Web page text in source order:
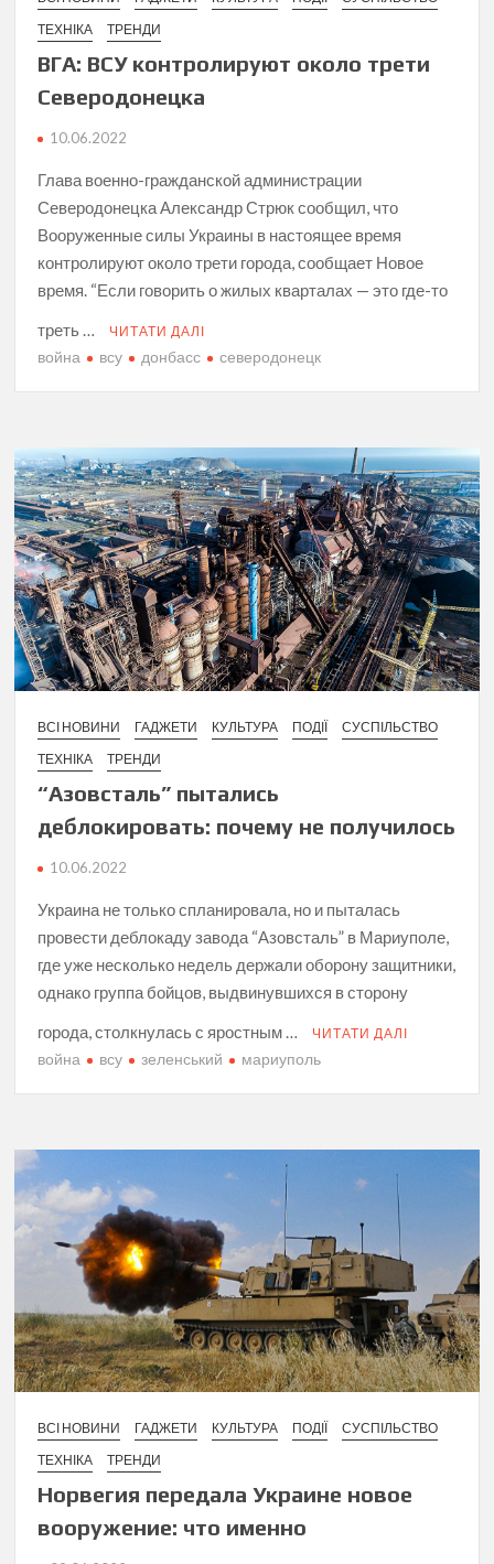
ТЕХНІКА
ТРЕНДИ
ВГА: ВСУ контролируют около трети
Северодонецка
10.06.2022
Глава военно-гражданской администрации
Северодонецка Александр Стрюк сообщил, что
Вооруженные силы Украины в настоящее время
контролируют около трети города, сообщает Новое
время. “Если говорить о жилых кварталах — это где-то
треть …
ЧИТАТИ ДАЛІ
война всу донбасс северодонецк
ВСІ НОВИНИ ГАДЖЕТИ КУЛЬТУРА ПОДІЇ
СУСПІЛЬСТВО
ТЕХНІКА
ТРЕНДИ
“Азовсталь” пытались
деблокировать: почему не получилось
10.06.2022
Украина не только спланировала, но и пыталась
провести деблокаду завода “Азовсталь” в Мариуполе,
где уже несколько недель держали оборону защитники,
однако группа бойцов, выдвинувшихся в сторону
города, столкнулась с яростным …
ЧИТАТИ ДАЛІ
война всу зеленський мариуполь
ВСІ НОВИНИ ГАДЖЕТИ КУЛЬТУРА ПОДІЇ
СУСПІЛЬСТВО
ТЕХНІКА
ТРЕНДИ
Норвегия передала Украине новое
вооружение: что именно